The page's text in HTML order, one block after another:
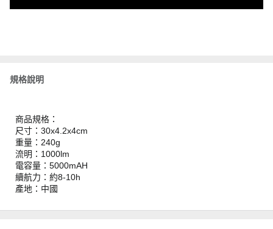
規格說明
商品規格：
尺寸：30x4.2x4cm
重量：240g
流明：1000lm
電容量：5000mAH
續航力：約8-10h
產地：中國